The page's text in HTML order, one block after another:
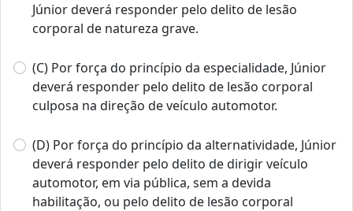
Júnior deverá responder pelo delito de lesão
corporal de natureza grave.
(C) Por força do princípio da especialidade, Júnior
deverá responder pelo delito de lesão corporal
culposa na direção de veículo automotor.
(D) Por força do princípio da alternatividade, Júnior
deverá responder pelo delito de dirigir veículo
automotor, em via pública, sem a devida
habilitação, ou pelo delito de lesão corporal